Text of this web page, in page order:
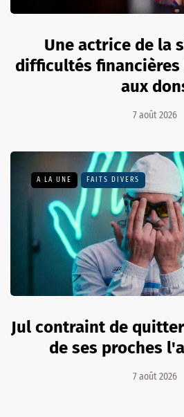
Une actrice de la
difficultés financières
aux
7 août 2026
A LA UNE FAITS DIVERS
Jul contraint de
de ses proches
7 août 2026